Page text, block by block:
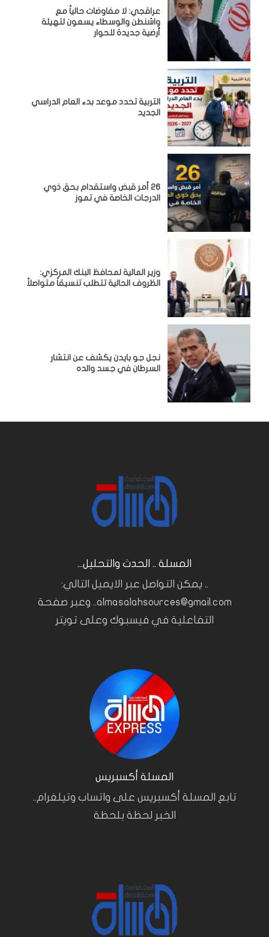
عراقجي: لا مفاوضات حالياً مع
واشنطن والوسطاء يسعون لتهيئة
أرضية جديدة للحوار
التربية تحدد موعد بدء العام الدراسي
الجديد
26 أمر قبض واستقدام بحق ذوي
الدرجات الخاصة في تموز
وزير المالية لمحافظ البنك المركزي:
الظروف الحالية تتطلب تنسيقاً متواصلاً
نجل جو بايدن يكشف عن انتشار
السرطان في جسد والده
المسلة .. الحدث والتحليل...
.. يمكن التواصل عبر الايميل التالي:
almasalahsources@gmail.com.. وعبر صفحة
التفاعلية في فيسبوك وعلى تويتر
المسلة أكسبريس
تابع المسلة أكسبريس على واتساب وتيلغرام..
الخبر لحظة بلحظة